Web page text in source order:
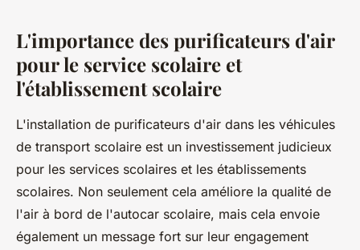
L'importance des purificateurs d'air
pour le service scolaire et
l'établissement scolaire
L'installation de purificateurs d'air dans les véhicules
de transport scolaire est un investissement judicieux
pour les services scolaires et les établissements
scolaires. Non seulement cela améliore la qualité de
l'air à bord de l'autocar scolaire, mais cela envoie
également un message fort sur leur engagement